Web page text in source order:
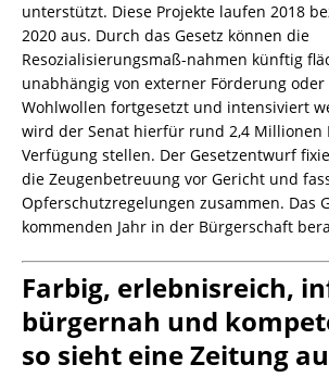
unterstützt. Diese Projekte laufen 2018
2020 aus. Durch das Gesetz können die
Resozialisierungsmaß-nahmen künftig
unabhängig von externer Förderung
Wohlwollen fortgesetzt und intensiviert
wird der Senat hierfür rund 2,4 Millionen
Verfügung stellen. Der Gesetzentwurf
die Zeugenbetreuung vor Gericht und
Opferschutzregelungen zusammen. Das
kommenden Jahr in der Bürgerschaft
Farbig, erlebnisreich,
bürgernah und
so sieht eine Zeitung